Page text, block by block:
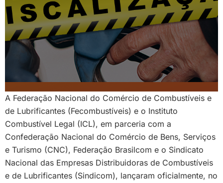
A Federação Nacional do Comércio de Combustíveis e
de Lubrificantes (Fecombustíveis) e o Instituto
Combustível Legal (ICL), em parceria com a
Confederação Nacional do Comércio de Bens, Serviços
e Turismo (CNC), Federação Brasilcom e o Sindicato
Nacional das Empresas Distribuidoras de Combustíveis
e de Lubrificantes (Sindicom), lançaram oficialmente, no